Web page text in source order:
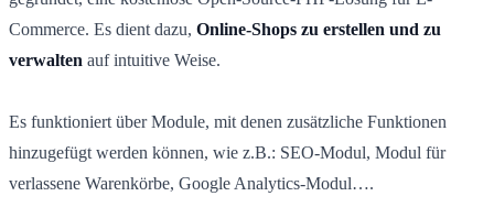
Commerce. Es dient dazu, Online-Shops zu erstellen und zu
verwalten auf intuitive Weise.
Es funktioniert über Module, mit denen zusätzliche Funktionen
hinzugefügt werden können, wie z.B.: SEO-Modul, Modul für
verlassene Warenkörbe, Google Analytics-Modul….